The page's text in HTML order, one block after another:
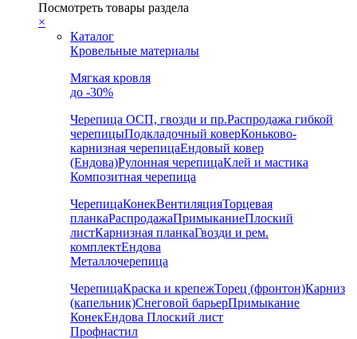
Посмотреть товары раздела
×
Каталог
Кровельные материалы
Мягкая кровля
до -30%
Черепица ОСП, гвозди и пр.Распродажа гибкой
черепицыПодкладочный коверКоньково-
карнизная черепицаЕндовый ковер
(Ендова)Рулонная черепицаКлей и мастика
Композитная черепица
ЧерепицаКонекВентиляцияТорцевая
планкаРаспродажаПримыканиеПлоский
листКарнизная планкаГвозди и рем.
комплектЕндова
Металлочерепица
ЧерепицаКраска и крепежТорец (фронтон)Карниз
(капельник)Снеговой барьерПримыкание
КонекЕндова Плоский лист
Профнастил